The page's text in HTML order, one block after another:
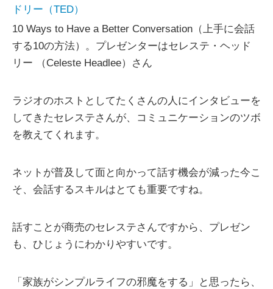
ドリー（TED）
10 Ways to Have a Better Conversation（上手に会話
する10の方法）。プレゼンターはセレステ・ヘッド
リー （Celeste Headlee）さん
ラジオのホストとしてたくさんの人にインタビューを
してきたセレステさんが、コミュニケーションのツボ
を教えてくれます。
ネットが普及して面と向かって話す機会が減った今こ
そ、会話するスキルはとても重要ですね。
話すことが商売のセレステさんですから、プレゼン
も、ひじょうにわかりやすいです。
「家族がシンプルライフの邪魔をする」と思ったら、